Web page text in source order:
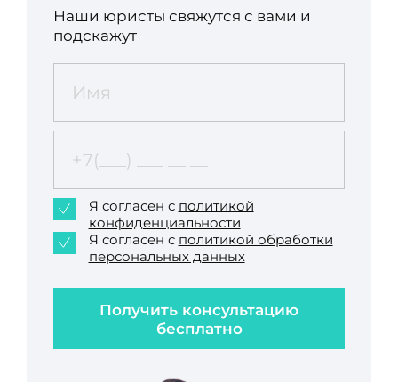
Наши юристы свяжутся с вами и
подскажут
Получить консультацию
бесплатно
Я согласен с политикой
конфиденциальности
Я согласен с политикой обработки
персональных данных